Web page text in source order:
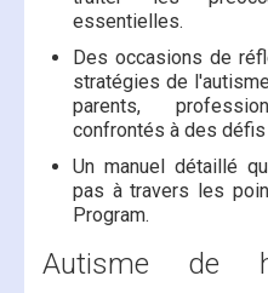
essentielles.
Des occasions de
stratégies de
parents,
confrontés à des
Un manuel détaillé
pas à travers les
Program.
Autisme de